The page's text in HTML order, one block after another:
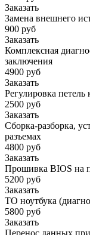
Заказать
Замена внешнего
900 руб
Заказать
Комплексная
заключения
4900 руб
Заказать
Регулировка петель
2500 руб
Заказать
Сборка-разборка,
разъемах
4800 руб
Заказать
Прошивка BIOS на
5200 руб
Заказать
ТО ноутбука
5800 руб
Заказать
Перенос данных